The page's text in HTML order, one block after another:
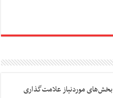
بخش‌های موردنیاز علامت‌گذاری